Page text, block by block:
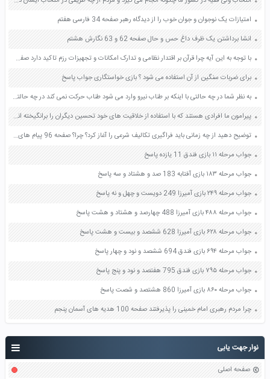
نوار جهت یابی
صفحه اصلی
امتیازات یک نوجوان و جوان خوب را از دیدگاه رهبر صفحه 34 فارسی هفتم
انشا برداشتن یک ظرف داغ حس و حال صفحه 62 و 63 نگارش هشتم
با توجه به این آیه چرا قرآن بر اقتدار نظامی و تدارک امکانات و تجهیزات رزم تاکید دارد صفحه 14 آمادگی دفاعی دهم
برای ضربات سنگین از آن استفاده می شود ؟ بازی خواستگاری جواب پاسخ
به نظر شما در چه حالتی با اینکه بر طناب نیرو وارد می شود طناب حرکت نمی کند در چه حالتی یکی از گروه ها برنده می شود صفحه 50 علوم ششم
پیرامون ما افرادی هستند که با استفاده از خلاقیت های خود تحسین دیگران را برانگیخته اند و در زمینه های گوناگون هنری ورزشی علمی اجتماعی و اخلاقی به فردی موثر در جامعه تبدیل شده اند آنچه درباره عوامل این موفقیت می دانید بیان کنید صفحه 141 دین و زندگی دهم
توضیح دهید از چه زمانی باید فراگیری تکالیف شرعی را آغاز کرد؟ چرا؟ صفحه 96 پیام های آسمان هفتم
جواب مرحله ۱۱ بازی فندق 11 یازده پاسخ
جواب مرحله ۱۸۳ بازی آفتابه 183 صد و هشتاد و سه پاسخ
جواب مرحله ۲۴۹ بازی آمیرزا 249 دویست و چهل و نه پاسخ
جواب مرحله ۴۸۸ بازی آمیرزا 488 چهارصد و هشتاد و هشت پاسخ
جواب مرحله ۶۲۸ بازی آمیرزا 628 ششصد و بیست و هشت پاسخ
جواب مرحله ۶۹۴ بازی فندق 694 ششصد و نود و چهار پاسخ
جواب مرحله ۷۹۵ بازی فندق 795 هفتصد و نود و پنج پاسخ
جواب مرحله ۸۶۰ بازی آمیرزا 860 هشتصد و شصت پاسخ
چرا مردم رهبری امام خمینی را پذیرفتند صفحه 100 هدیه های آسمان پنجم